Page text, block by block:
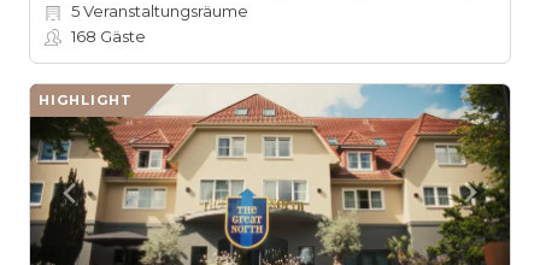
5Veranstaltungsräume
168 Gäste
HIGHLIGHT